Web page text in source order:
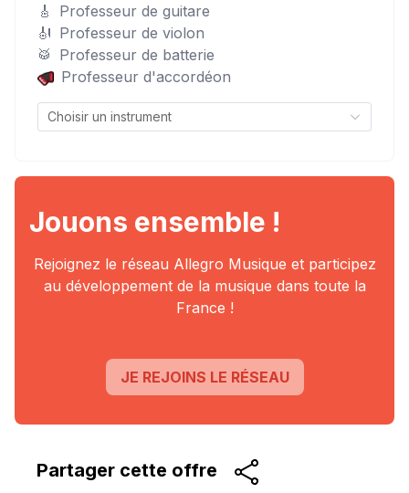
🎸
Professeur de guitare
🎻 Professeur de violon
🥁 Professeur de batterie
Professeur d'accordéon
Jouons ensemble !
Rejoignez le réseau Allegro Musique et participez
au développement de la musique dans toute la
France !
JE REJOINS LE RÉSEAU
Partager cette offre